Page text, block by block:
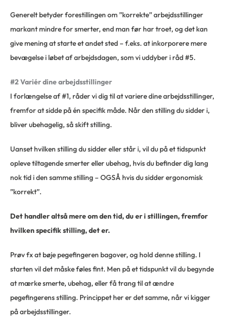
Generelt betyder forestillingen om ”korrekte” arbejdsstillinger
markant mindre for smerter, end man før har troet, og det kan
give mening at starte et andet sted – f.eks. at inkorporere mere
bevægelse i løbet af arbejdsdagen, som vi uddyber i råd #5.
#2 Variér dine arbejdsstillinger
I forlængelse af #1, råder vi dig til at variere dine arbejdsstillinger,
fremfor at sidde på én specifik måde. Når den stilling du sidder i,
bliver ubehagelig, så skift stilling.
Uanset hvilken stilling du sidder eller står i, vil du på et tidspunkt
opleve tiltagende smerter eller ubehag, hvis du befinder dig lang
nok tid i den samme stilling – OGSÅ hvis du sidder ergonomisk
”korrekt”.
Det handler altså mere om den tid, du er i stillingen, fremfor
hvilken specifik stilling, det er.
Prøv fx at bøje pegefingeren bagover, og hold denne stilling. I
starten vil det måske føles fint. Men på et tidspunkt vil du begynde
at mærke smerte, ubehag, eller få trang til at ændre
pegefingerens stilling. Princippet her er det samme, når vi kigger
på arbejdsstillinger.